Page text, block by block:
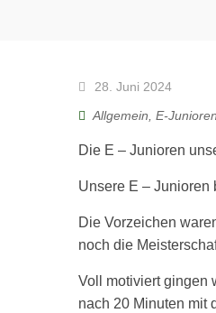
28. Juni 2024
Allgemein E-Junioren
Die E – Junioren
Unsere E – Junioren
Die Vorzeichen
noch die
Voll motiviert gingen
nach 20 Minuten mit